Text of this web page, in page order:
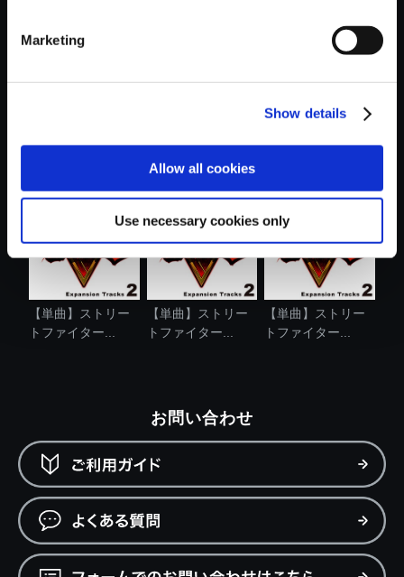
Marketing
Show details
Allow all cookies
Use necessary cookies only
【単曲】ストリー
トファイター...
【単曲】ストリー
トファイター...
【単曲】ストリー
トファイター...
お問い合わせ